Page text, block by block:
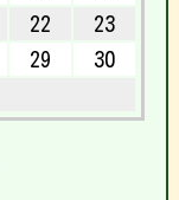
22
23
29
30